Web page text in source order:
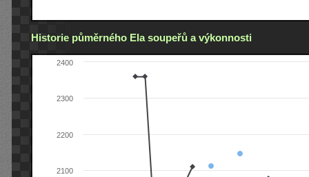
Historie půměrného Ela soupeřů a výkonnosti
2100
2200
2300
2400